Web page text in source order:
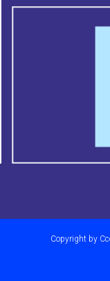
Copyright by